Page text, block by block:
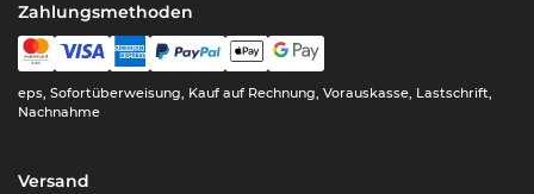
Zahlungsmethoden
eps, Sofortüberweisung, Kauf auf Rechnung, Vorauskasse, Lastschrift,
Nachnahme
Versand